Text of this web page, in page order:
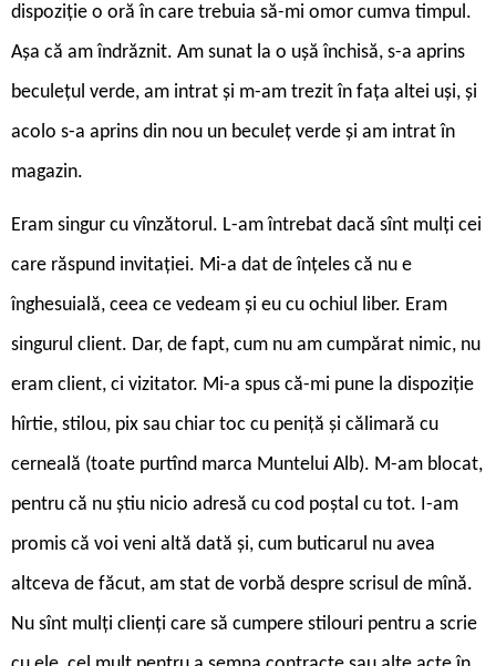
dispoziție o oră în care trebuia să-mi omor cumva timpul.
Așa că am îndrăznit. Am sunat la o ușă închisă, s-a aprins
beculețul verde, am intrat și m-am trezit în fața altei uși, și
acolo s-a aprins din nou un beculeț verde și am intrat în
magazin.
Eram singur cu vînzătorul. L-am întrebat dacă sînt mulți cei
care răspund invitației. Mi-a dat de înțeles că nu e
înghesuială, ceea ce vedeam și eu cu ochiul liber. Eram
singurul client. Dar, de fapt, cum nu am cumpărat nimic, nu
eram client, ci vizitator. Mi-a spus că-mi pune la dispoziție
hîrtie, stilou, pix sau chiar toc cu peniță și călimară cu
cerneală (toate purtînd marca Muntelui Alb). M-am blocat,
pentru că nu știu nicio adresă cu cod poștal cu tot. I-am
promis că voi veni altă dată și, cum buticarul nu avea
altceva de făcut, am stat de vorbă despre scrisul de mînă.
Nu sînt mulți clienți care să cumpere stilouri pentru a scrie